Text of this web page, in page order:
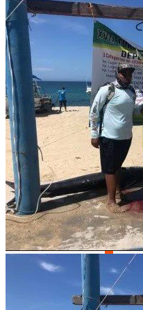
Puntos de pesca que te van a gustar